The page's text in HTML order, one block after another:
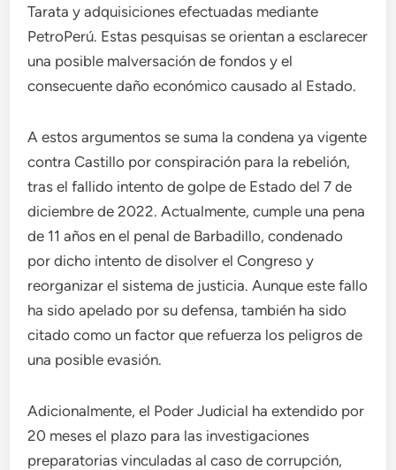
Tarata y adquisiciones efectuadas mediante
PetroPerú. Estas pesquisas se orientan a esclarecer
una posible malversación de fondos y el
consecuente daño económico causado al Estado.
A estos argumentos se suma la condena ya vigente
contra Castillo por conspiración para la rebelión,
tras el fallido intento de golpe de Estado del 7 de
diciembre de 2022. Actualmente, cumple una pena
de 11 años en el penal de Barbadillo, condenado
por dicho intento de disolver el Congreso y
reorganizar el sistema de justicia. Aunque este fallo
ha sido apelado por su defensa, también ha sido
citado como un factor que refuerza los peligros de
una posible evasión.
Adicionalmente, el Poder Judicial ha extendido por
20 meses el plazo para las investigaciones
preparatorias vinculadas al caso de corrupción,